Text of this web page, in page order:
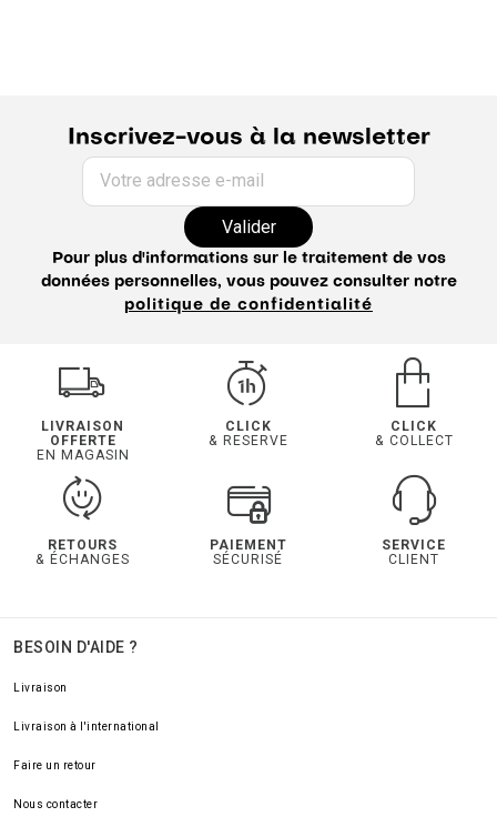
Inscrivez-vous à la newsletter
Votre adresse e-mail
Valider
Pour plus d'informations sur le traitement de vos
données personnelles, vous pouvez consulter notre
politique de confidentialité
LIVRAISON
OFFERTE
EN MAGASIN
CLICK
& RESERVE
CLICK
& COLLECT
RETOURS
& ÉCHANGES
PAIEMENT
SÉCURISÉ
SERVICE
CLIENT
BESOIN D'AIDE ?
Livraison
Livraison à l'international
Faire un retour
Nous contacter